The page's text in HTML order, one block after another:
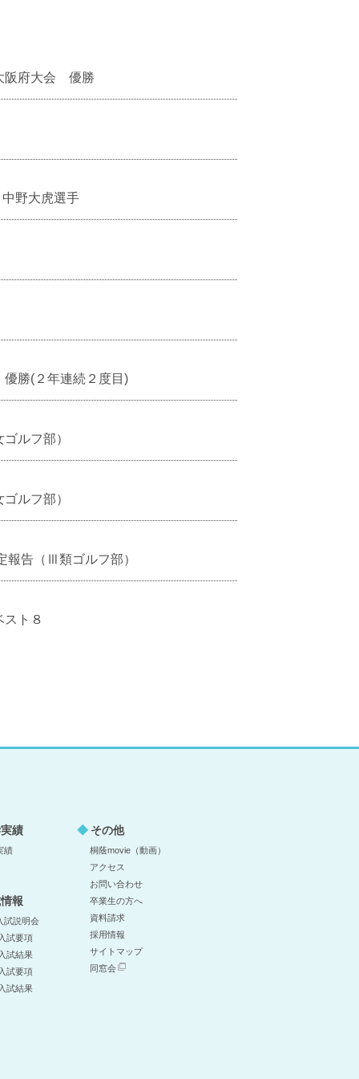
阪府大会 優勝
野大虎選手
勝(２年連続２度目)
ルフ部）
ルフ部）
報告（Ⅲ類ゴルフ部）
ト８
績
績
報
試説明会
試要項
試結果
試要項
試結果
その他
桐蔭movie（動画）
アクセス
お問い合わせ
卒業生の方へ
資料請求
採用情報
サイトマップ
同窓会